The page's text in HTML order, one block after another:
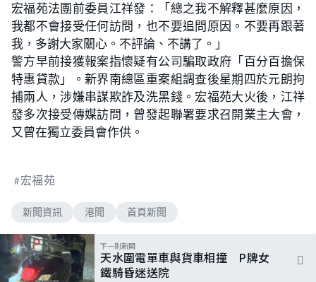
宏福苑法團前委員江祥發：「總之我不解釋甚麼原因，
我都不會接受任何訪問，也不要追問原因。不要再跟著
我，多謝大家關心。不評論、不講了。」
警方早前接獲報案指懷疑有公司騙取政府「百分百擔保
特惠貸款」。新界南總區重案組調查後星期四於元朗拘
捕兩人，涉嫌串謀欺詐及洗黑錢。宏福苑大火後，江祥
發多次接受傳媒訪問，曾發起聯署要求召開業主大會，
又曾在獨立委員會作供。
宏福苑
新聞資訊 港聞 首頁新聞
下一則新聞
天水圍電單車與貨車相撞 P牌女
鐵騎昏迷送院